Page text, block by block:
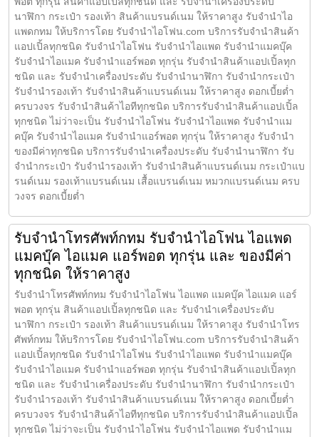
นาฬิกา กระเป๋า รองเท้า สินค้าแบรนด์เนม ให้ราคาสูง รับจำนำไอ
แพดกทม ให้บริการโดย รับจํานําไอโฟน.com บริการรับจำนำสินค้า
แอปเปิ้ลทุกชนิด รับจำนำไอโฟน รับจำนำไอแพด รับจำนำแมคบุ๊ค
รับจำนำไอแมค รับจำนำแอร์พอต ทุกรุ่น รับจำนำสินค้าแอปเปิ้ลทุก
ชนิด และ รับจำนำเครื่องประดับ รับจำนำนาฬิกา รับจำนำกระเป๋า
รับจำนำรองเท้า รับจำนำสินค้าแบรนด์เนม ให้ราคาสูง ดอกเบี้ยต่ำ
ครบวงจร รับจำนำสินค้าไอทีทุกชนิด บริการรับจำนำสินค้าแอปเปิ้ล
ทุกชนิด ไม่ว่าจะเป็น รับจำนำไอโฟน รับจำนำไอแพด รับจำนำแม
คบุ๊ค รับจำนำไอแมค รับจำนำแอร์พอต ทุกรุ่น ให้ราคาสูง รับจำนำ
ของมีค่าทุกชนิด บริการรับจำนำเครื่องประดับ รับจำนำนาฬิกา รับ
จำนำกระเป๋า รับจำนำรองเท้า รับจำนำสินค้าแบรนด์เนม กระเป๋าแบ
รนด์เนม รองเท้าแบรนด์เนม เสื้อแบรนด์เนม หมวกแบรนด์เนม ครบ
วงจร ดอกเบี้ยต่ำ
รับจำนำโทรศัพท์กทม รับจำนำไอโฟน ไอแพด
แมคบุ๊ค ไอแมค แอร์พอต ทุกรุ่น และ ของมีค่า
ทุกชนิด ให้ราคาสูง
รับจำนำโทรศัพท์กทม รับจำนำไอโฟน ไอแพด แมคบุ๊ค ไอแมค แอร์
พอต ทุกรุ่น สินค้าแอปเปิ้ลทุกชนิด และ รับจำนำเครื่องประดับ
นาฬิกา กระเป๋า รองเท้า สินค้าแบรนด์เนม ให้ราคาสูง รับจำนำโทร
ศัพท์กทม ให้บริการโดย รับจํานําไอโฟน.com บริการรับจำนำสินค้า
แอปเปิ้ลทุกชนิด รับจำนำไอโฟน รับจำนำไอแพด รับจำนำแมคบุ๊ค
รับจำนำไอแมค รับจำนำแอร์พอต ทุกรุ่น รับจำนำสินค้าแอปเปิ้ลทุก
ชนิด และ รับจำนำเครื่องประดับ รับจำนำนาฬิกา รับจำนำกระเป๋า
รับจำนำรองเท้า รับจำนำสินค้าแบรนด์เนม ให้ราคาสูง ดอกเบี้ยต่ำ
ครบวงจร รับจำนำสินค้าไอทีทุกชนิด บริการรับจำนำสินค้าแอปเปิ้ล
ทุกชนิด ไม่ว่าจะเป็น รับจำนำไอโฟน รับจำนำไอแพด รับจำนำแม